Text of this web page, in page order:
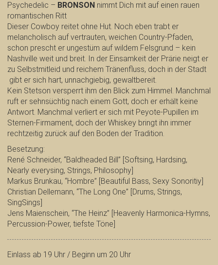
Psychedelic – BRONSON nimmt Dich mit auf einen rauen
romantischen Ritt
Dieser Cowboy reitet ohne Hut. Noch eben trabt er
melancholisch auf vertrauten, weichen Country-Pfaden,
schon prescht er ungestüm auf wildem Felsgrund – kein
Nashville weit und breit. In der Einsamkeit der Prärie neigt er
zu Selbstmitleid und reichem Tränenfluss, doch in der Stadt
gibt er sich hart, unnachgiebig, gewaltbereit.
Kein Stetson versperrt ihm den Blick zum Himmel. Manchmal
ruft er sehnsüchtig nach einem Gott, doch er erhält keine
Antwort. Manchmal verliert er sich mit Peyote-Pupillen im
Sternen-Firmament, doch der Whiskey bringt ihn immer
rechtzeitig zurück auf den Boden der Tradition.
Besetzung:
René Schneider, “Baldheaded Bill” [Softsing, Hardsing,
Nearly everysing, Strings, Philosophy]
Markus Brunkau, “Hombre” [Beautiful Bass, Sexy Sonoritiy]
Christian Dellemann, “The Long One” [Drums, Strings,
SingSings]
Jens Maienschein, “The Heinz” [Heavenly Harmonica-Hymns,
Percussion-Power, tiefste Töne]
Einlass ab 19 Uhr / Beginn um 20 Uhr